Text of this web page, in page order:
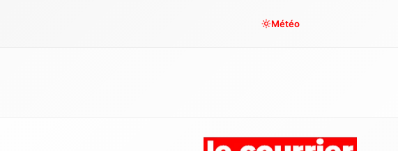
Météo